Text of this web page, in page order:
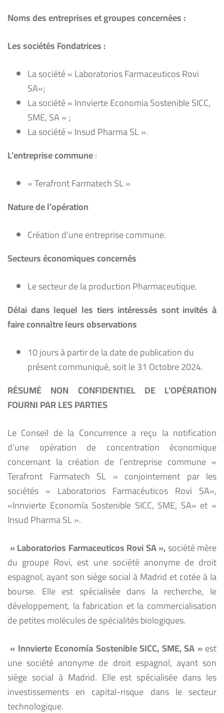
Noms des entreprises et groupes concernées :
Les sociétés Fondatrices :
La société « Laboratorios Farmaceuticos Rovi
SA»;
La société « Innvierte Economia Sostenible SICC,
SME, SA » ;
La société « Insud Pharma SL ».
L’entreprise commune:
« Terafront Farmatech SL »
Nature de l’opération
Création d’une entreprise commune.
Secteurs économiques concernés
Le secteur de la production Pharmaceutique.
Délai dans lequel les tiers intéressés sont invités à
faire connaître leurs observations
10 jours à partir de la date de publication du
présent communiqué, soit le 31 Octobre 2024.
RÉSUMÉ NON CONFIDENTIEL DE L’OPÉRATION
FOURNI PAR LES PARTIES
Le Conseil de la Concurrence a reçu la notification
d’une opération de concentration économique
concernant la création de l’entreprise commune «
Terafront Farmatech SL » conjointement par les
sociétés « Laboratorios Farmacéuticos Rovi SA»,
«Innvierte Economía Sostenible SICC, SME, SA» et «
Insud Pharma SL ».
« Laboratorios Farmaceuticos Rovi SA »,société mère
du groupe Rovi, est une société anonyme de droit
espagnol, ayant son siège social à Madrid et cotée à la
bourse. Elle est spécialisée dans la recherche, le
développement, la fabrication et la commercialisation
de petites molécules de spécialités biologiques.
« Innvierte Economía Sostenible SICC, SME, SA »est
une société anonyme de droit espagnol, ayant son
siège social à Madrid. Elle est spécialisée dans les
investissements en capital-risque dans le secteur
technologique.